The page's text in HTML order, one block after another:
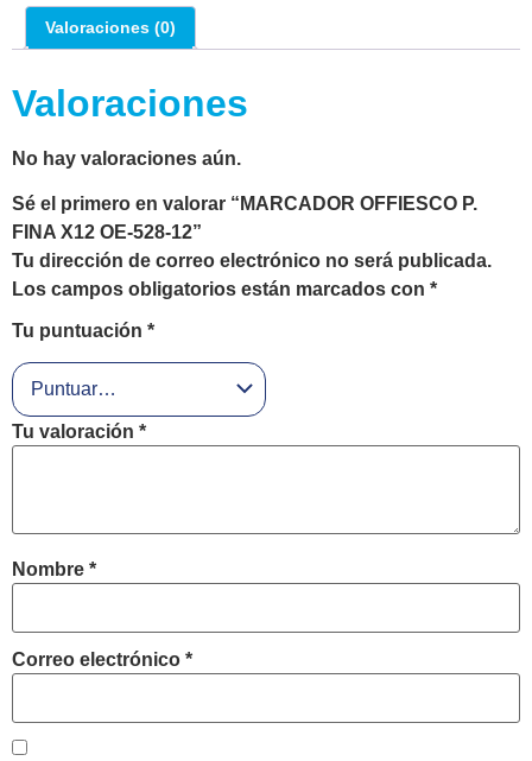
Valoraciones (0)
Valoraciones
No hay valoraciones aún.
Sé el primero en valorar “MARCADOR OFFIESCO P.
FINA X12 OE-528-12”
Tu dirección de correo electrónico no será publicada.
Los campos obligatorios están marcados con *
Tu puntuación *
Tu valoración *
Nombre *
Correo electrónico *